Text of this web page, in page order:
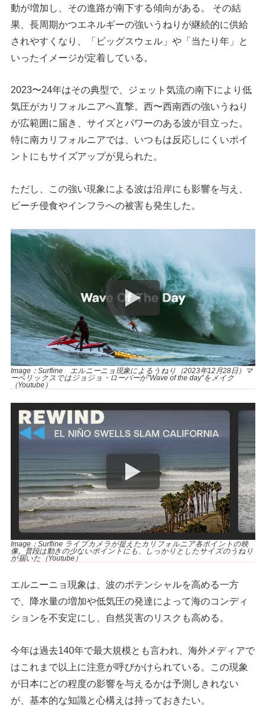
動が増加し、その進路が南下する傾向がある。 その結
果、長周期かつエネルギーの強いうねりが継続的に供給
されやすくなり、「ビッグスウェル」や「当たり年」と
いったイメージが定着している。
2023〜24年はその典型で、ジェット気流の南下により低
気圧がカリフォルニアへ直撃。西〜西南西の強いうねり
が広範囲に届き、サイズとパワーのある波が目立った。
特に南カリフォルニアでは、いつもは反応しにくいポイ
ントにもサイズアップが見られた。
ただし、この強い現象による波は沿岸にも影響を与え、
ビーチ侵食やインフラへの被害も発生した。
Image：Surfline エルニーニョ現象によるうねり（2023年12月28日）マ
ーベリックスではジョジョ・ローパーが”Wave of the day”をメイク
（Youtube）
Image：Surfline ライブカメラが捉えたカリフォルニア各ポイントの映
像。普段は動きの少ないポイントにも、しっかりとしたサイズのうねり
が届いた（Youtube）
エルニーニョ現象は、波のポテンシャルを高める一方
で、降水量の増加や低気圧の発達によって海のコンディ
ションを不安定にし、自然災害のリスクも高める。
今年は過去140年で最大規模とも言われ、海外メディアで
はこれまで以上に注意が呼びかけられている。この現象
が日本にどの程度の影響を与えるかは予測しきれない
が、基本的な知識と心構えは持っておきたい。